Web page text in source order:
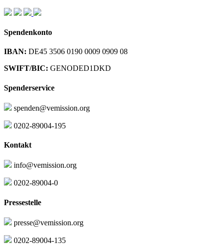
Spendenkonto
IBAN: DE45 3506 0190 0009 0909 08
SWIFT/BIC: GENODED1DKD
Spenderservice
spenden@vemission.org
0202-89004-195
Kontakt
info@vemission.org
0202-89004-0
Pressestelle
presse@vemission.org
0202-89004-135